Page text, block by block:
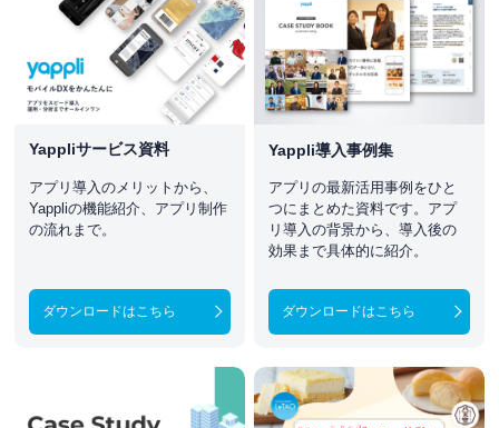
Yappliサービス資料
アプリ導入のメリットから、
Yappliの機能紹介、アプリ制作
の流れまで。
ダウンロードはこちら
Yappli導入事例集
アプリの最新活用事例をひと
つにまとめた資料です。アプ
リ導入の背景から、導入後の
効果まで具体的に紹介。
ダウンロードはこちら